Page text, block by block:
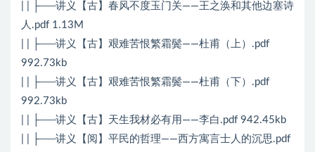
| | ├──讲义【古】春风不度玉门关——王之涣和其他边塞诗
人.pdf 1.13M
| | ├──讲义【古】艰难苦恨繁霜鬓——杜甫（上）.pdf
992.73kb
| | ├──讲义【古】艰难苦恨繁霜鬓——杜甫（下）.pdf
992.73kb
| | ├──讲义【古】天生我材必有用——李白.pdf 942.45kb
| | ├──讲义【阅】平民的哲理——西方寓言士人的沉思.pdf